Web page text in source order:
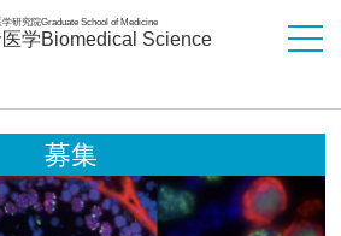
学研究院
学
Graduate School of Medicine
Biomedical Science
募集